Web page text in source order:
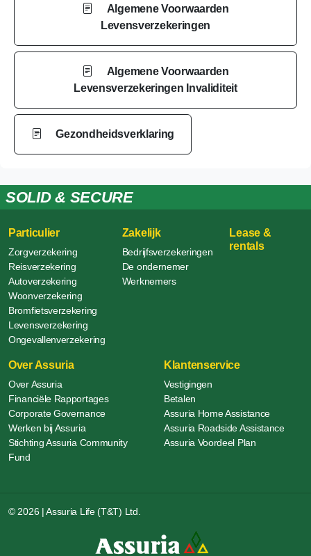
Algemene Voorwaarden
Levensverzekeringen
Algemene Voorwaarden
Levensverzekeringen Invaliditeit
Gezondheidsverklaring
SOLID & SECURE
Particulier
Zorgverzekering
Reisverzekering
Autoverzekering
Woonverzekering
Bromfietsverzekering
Levensverzekering
Ongevallenverzekering
Zakelijk
Bedrijfsverzekeringen
De ondernemer
Werknemers
Lease &
rentals
Over Assuria
Over Assuria
Financiële Rapportages
Corporate Governance
Werken bij Assuria
Stichting Assuria Community
Fund
Klantenservice
Vestigingen
Betalen
Assuria Home Assistance
Assuria Roadside Assistance
Assuria Voordeel Plan
© 2026 | Assuria Life (T&T) Ltd.